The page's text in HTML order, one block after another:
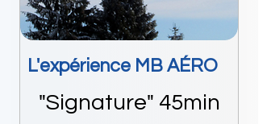
L'expérience MB AÉRO
"Signature" 45min